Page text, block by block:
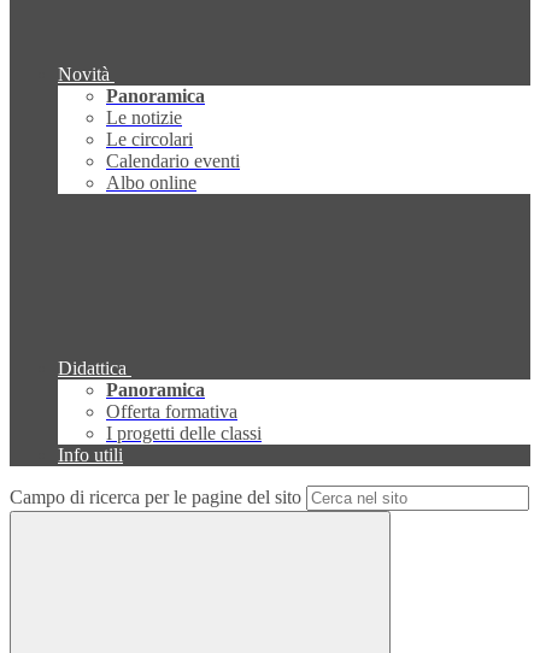
Novità
Panoramica
Le notizie
Le circolari
Calendario eventi
Albo online
Didattica
Panoramica
Offerta formativa
I progetti delle classi
Info utili
Campo di ricerca per le pagine del sito